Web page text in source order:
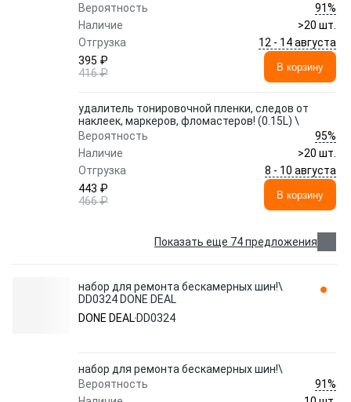
Вероятность
91%
Наличие
>20 шт.
Отгрузка
12 - 14 августа
395 ₽
416 ₽
В корзину
удалитель тонировочной пленки, следов от
наклеек, маркеров, фломастеров! (0.15L) \
Вероятность
95%
Наличие
>20 шт.
Отгрузка
8 - 10 августа
443 ₽
466 ₽
В корзину
Показать еще 74 предложения
набор для ремонта бескамерных шин!\
DD0324 DONE DEAL
DONE DEAL DD0324
набор для ремонта бескамерных шин!\
Вероятность
91%